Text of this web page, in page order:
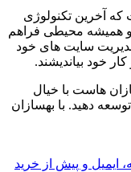
آخرین تکنولوژی
و همیشه محیطی فراهم
سایت های خود
خود بیاندیشند.
هاست با خیال
دهید. با بهسازان
ایمیل و پیش از خرید